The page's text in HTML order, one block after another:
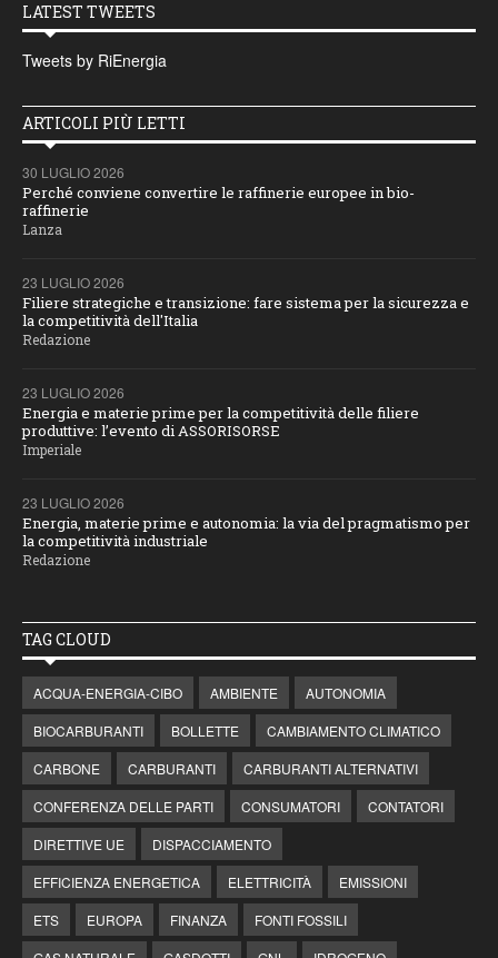
LATEST TWEETS
Tweets by RiEnergia
ARTICOLI PIÙ LETTI
30 LUGLIO 2026
Perché conviene convertire le raffinerie europee in bio-
raffinerie
Lanza
23 LUGLIO 2026
Filiere strategiche e transizione: fare sistema per la sicurezza e
la competitività dell'Italia
Redazione
23 LUGLIO 2026
Energia e materie prime per la competitività delle filiere
produttive: l’evento di ASSORISORSE
Imperiale
23 LUGLIO 2026
Energia, materie prime e autonomia: la via del pragmatismo per
la competitività industriale
Redazione
TAG CLOUD
ACQUA-ENERGIA-CIBO AMBIENTE
AUTONOMIA
BIOCARBURANTI
BOLLETTE
CAMBIAMENTO CLIMATICO
CARBONE
CARBURANTI
CARBURANTI ALTERNATIVI
CONFERENZA DELLE PARTI
CONSUMATORI
CONTATORI
DIRETTIVE UE
DISPACCIAMENTO
EFFICIENZA ENERGETICA
ELETTRICITÀ
EMISSIONI
ETS
EUROPA FINANZA
FONTI FOSSILI